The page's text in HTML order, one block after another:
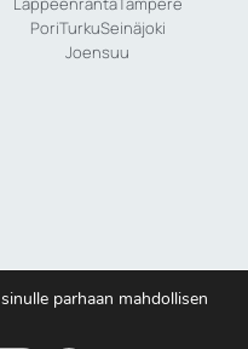
PoriTurkuSeinäjoki
Joensuu
parhaan mahdollisen